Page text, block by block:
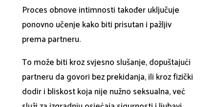
Proces obnove intimnosti također uključuje
ponovno učenje kako biti prisutan i pažljiv
prema partneru.
To može biti kroz svjesno slušanje, dopuštajući
partneru da govori bez prekidanja, ili kroz fizički
dodir i bliskost koja nije nužno seksualna, već